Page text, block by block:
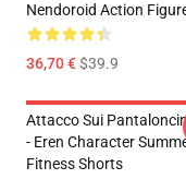
Nendoroid Action
36,70 €$39.9
Attacco Sui
- Eren Character
Fitness Shorts